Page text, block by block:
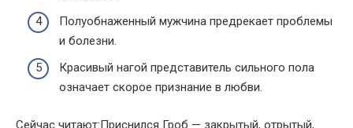
Полуобнаженный мужчина предрекает проблемы
и болезни.
Красивый нагой представитель сильного пола
означает скорое признание в любви.
Сейчас читают:Приснился Гроб — закрытый, отрытый,